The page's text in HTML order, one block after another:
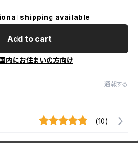
shipping available
Add to cart
内にお住まいの方向け
通報する
(10)